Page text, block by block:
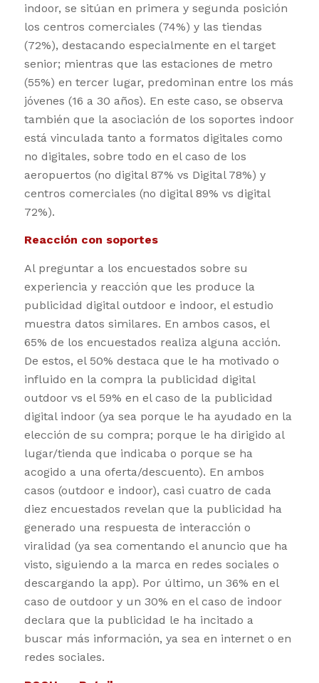
indoor, se sitúan en primera y segunda posición
los centros comerciales (74%) y las tiendas
(72%), destacando especialmente en el target
senior; mientras que las estaciones de metro
(55%) en tercer lugar, predominan entre los más
jóvenes (16 a 30 años). En este caso, se observa
también que la asociación de los soportes indoor
está vinculada tanto a formatos digitales como
no digitales, sobre todo en el caso de los
aeropuertos (no digital 87% vs Digital 78%) y
centros comerciales (no digital 89% vs digital
72%).
Reacción con soportes
Al preguntar a los encuestados sobre su
experiencia y reacción que les produce la
publicidad digital outdoor e indoor, el estudio
muestra datos similares. En ambos casos, el
65% de los encuestados realiza alguna acción.
De estos, el 50% destaca que le ha motivado o
influido en la compra la publicidad digital
outdoor vs el 59% en el caso de la publicidad
digital indoor (ya sea porque le ha ayudado en la
elección de su compra; porque le ha dirigido al
lugar/tienda que indicaba o porque se ha
acogido a una oferta/descuento). En ambos
casos (outdoor e indoor), casi cuatro de cada
diez encuestados revelan que la publicidad ha
generado una respuesta de interacción o
viralidad (ya sea comentando el anuncio que ha
visto, siguiendo a la marca en redes sociales o
descargando la app). Por último, un 36% en el
caso de outdoor y un 30% en el caso de indoor
declara que la publicidad le ha incitado a
buscar más información, ya sea en internet o en
redes sociales.